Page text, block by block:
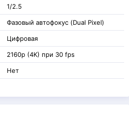
1/2.5
Фазовый автофокус (Dual Pixel)
Цифровая
2160p (4K) при 30 fps
Нет